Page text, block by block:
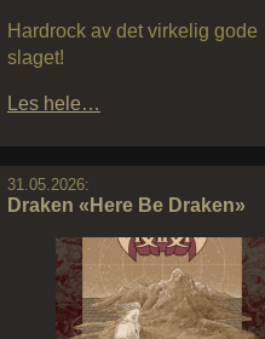
Hardrock av det virkelig gode
slaget!
Les hele…
31.05.2026:
Draken «Here Be Draken»